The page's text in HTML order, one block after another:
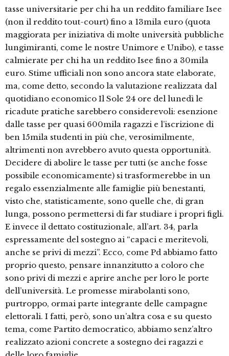
tasse universitarie per chi ha un reddito familiare Isee
(non il reddito tout-court) fino a 13mila euro (quota
maggiorata per iniziativa di molte università pubbliche
lungimiranti, come le nostre Unimore e Unibo), e tasse
calmierate per chi ha un reddito Isee fino a 30mila
euro. Stime ufficiali non sono ancora state elaborate,
ma, come detto, secondo la valutazione realizzata dal
quotidiano economico Il Sole 24 ore del lunedì le
ricadute pratiche sarebbero considerevoli: esenzione
dalle tasse per quasi 600mila ragazzi e l’iscrizione di
ben 15mila studenti in più che, verosimilmente,
altrimenti non avrebbero avuto questa opportunità.
Decidere di abolire le tasse per tutti (se anche fosse
possibile economicamente) si trasformerebbe in un
regalo essenzialmente alle famiglie più benestanti,
visto che, statisticamente, sono quelle che, di gran
lunga, possono permettersi di far studiare i propri figli.
E invece il dettato costituzionale, all’art. 34, parla
espressamente del sostegno ai “capaci e meritevoli,
anche se privi di mezzi”. Ecco, come Pd abbiamo fatto
proprio questo, pensare innanzitutto a coloro che
sono privi di mezzi e aprire anche per loro le porte
dell’università. Le promesse mirabolanti sono,
purtroppo, ormai parte integrante delle campagne
elettorali. I fatti, però, sono un’altra cosa e su questo
tema, come Partito democratico, abbiamo senz’altro
realizzato azioni concrete a sostegno dei ragazzi e